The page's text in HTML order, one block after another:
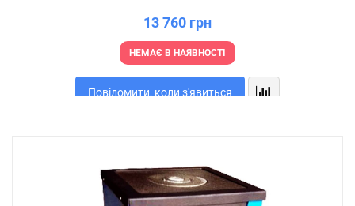
13 760 грн
НЕМАЄ В НАЯВНОСТІ
Повідомити, коли з'явиться